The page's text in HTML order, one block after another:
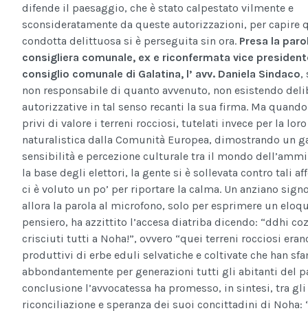
difende il paesaggio, che è stato calpestato vilmente e
sconsideratamente da queste autorizzazioni, per capire
condotta delittuosa si è perseguita sin ora. Presa la
consigliera comunale, ex e riconfermata vice
consiglio comunale di Galatina, l’ avv. Daniela Sindaco,
non responsabile di quanto avvenuto, non esistendo
autorizzative in tal senso recanti la sua firma. Ma
privi di valore i terreni rocciosi, tutelati invece per la loro
naturalistica dalla Comunità Europea, dimostrando un
sensibilità e percezione culturale tra il mondo
la base degli elettori, la gente si è sollevata contro tali
ci è voluto un po’ per riportare la calma. Un anziano
allora la parola al microfono, solo per esprimere un
pensiero, ha azzittito l’accesa diatriba dicendo: “ddhi
crisciuti tutti a Noha!”, ovvero “quei terreni rocciosi
produttivi di erbe eduli selvatiche e coltivate che han
abbondantemente per generazioni tutti gli abitanti del
conclusione l’avvocatessa ha promesso, in sintesi, tra
riconciliazione e speranza dei suoi concittadini di Noha: